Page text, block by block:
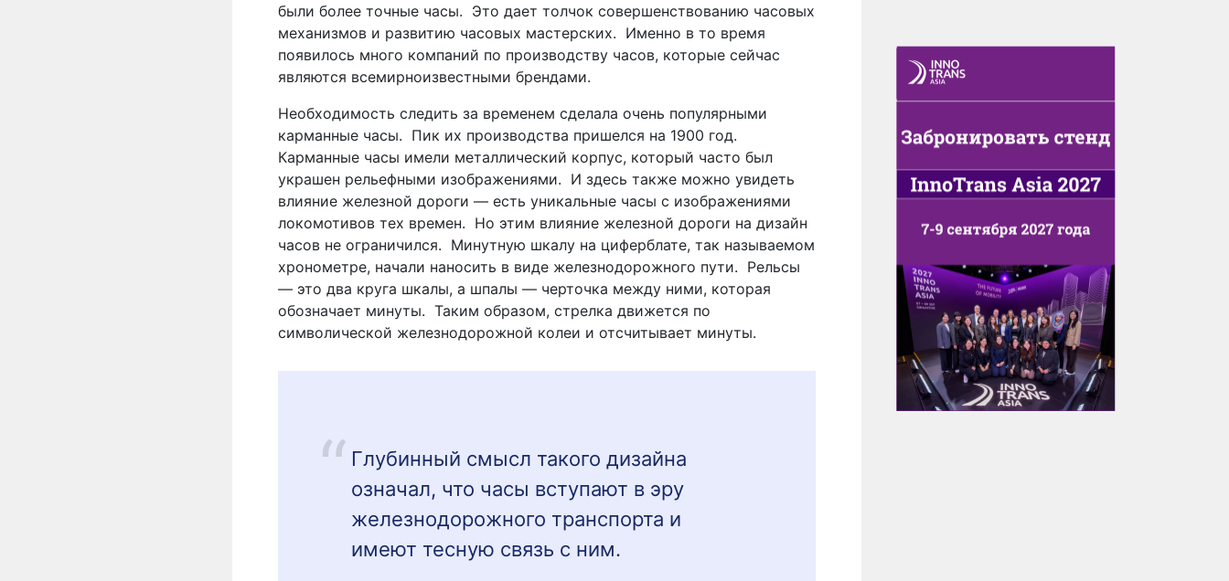
были более точные часы. Это дает толчок совершенствованию часовых
механизмов и развитию часовых мастерских. Именно в то время
появилось много компаний по производству часов, которые сейчас
являются всемирноизвестными брендами.
Необходимость следить за временем сделала очень популярными
карманные часы. Пик их производства пришелся на 1900 год.
Карманные часы имели металлический корпус, который часто был
украшен рельефными изображениями. И здесь также можно увидеть
влияние железной дороги — есть уникальные часы с изображениями
локомотивов тех времен. Но этим влияние железной дороги на дизайн
часов не ограничился. Минутную шкалу на циферблате, так называемом
хронометре, начали наносить в виде железнодорожного пути. Рельсы
— это два круга шкалы, а шпалы — черточка между ними, которая
обозначает минуты. Таким образом, стрелка движется по
символической железнодорожной колеи и отсчитывает минуты.
Глубинный смысл такого дизайна
означал, что часы вступают в эру
железнодорожного транспорта и
имеют тесную связь с ним.